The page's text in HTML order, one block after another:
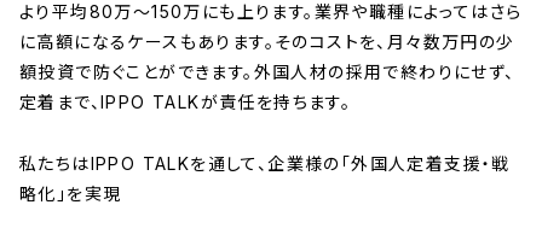
より平均80万〜150万にも上ります。業界や職種によってはさら
に高額になるケースもあります。そのコストを、月々数万円の少
額投資で防ぐことができます。外国人材の採用で終わりにせず、
定着まで、IPPO TALKが責任を持ちます。
私たちはIPPO TALKを通して、企業様の「外国人定着支援・戦
略化」を実現